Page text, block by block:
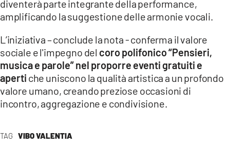
TAG VIBO VALENTIA
diventerà parte integrante della performance,
amplificando la suggestione delle armonie vocali.
L’iniziativa – conclude la nota - conferma il valore
sociale e l'impegno del coro polifonico “Pensieri,
musica e parole” nel proporre eventi gratuiti e
aperti che uniscono la qualità artistica a un profondo
valore umano, creando preziose occasioni di
incontro, aggregazione e condivisione.